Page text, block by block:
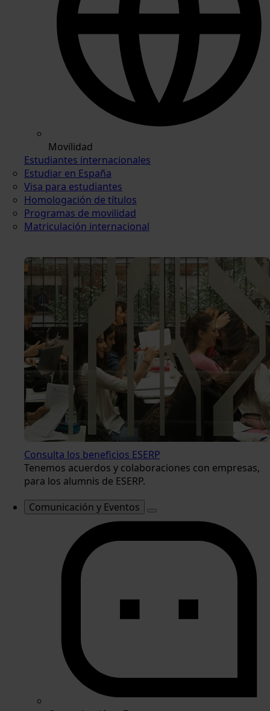
Movilidad
Estudiantes internacionales
Estudiar en España
Visa para estudiantes
Homologación de títulos
Programas de movilidad
Matriculación internacional
Consulta los beneficios ESERP
Tenemos acuerdos y colaboraciones con empresas,
para los alumnis de ESERP.
Comunicación y Eventos